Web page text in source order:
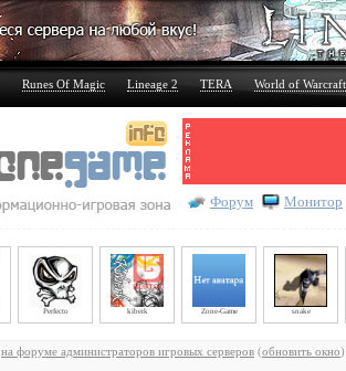
Runes Of Magic Lineage 2 TERA World of Warcraft
Форум Монитор
Perfecto kiberk Zone-Game snake
на форуме администраторов игровых серверов (обновить окно)